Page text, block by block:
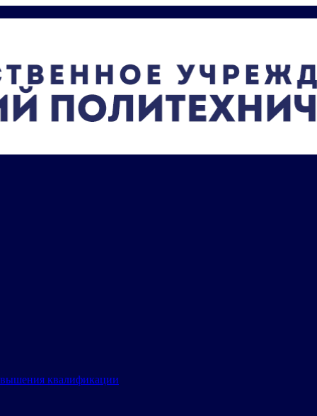
квалификации